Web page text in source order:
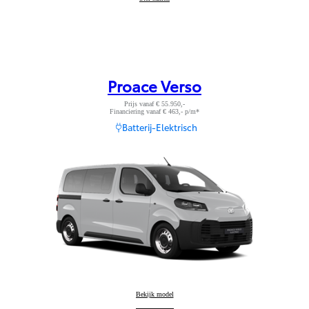
Proace Verso
Prijs vanaf € 55.950,-
Financiering vanaf € 463,- p/m*
Batterij-Elektrisch
Proace Verso:
Bekijk model